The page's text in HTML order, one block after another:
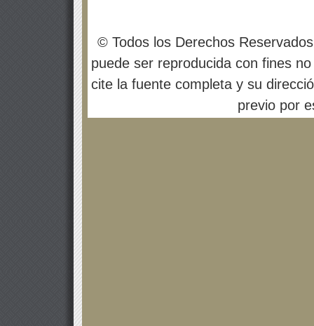
© Todos los Derechos
puede ser reproducida con fines
cite la fuente completa y su
previo por